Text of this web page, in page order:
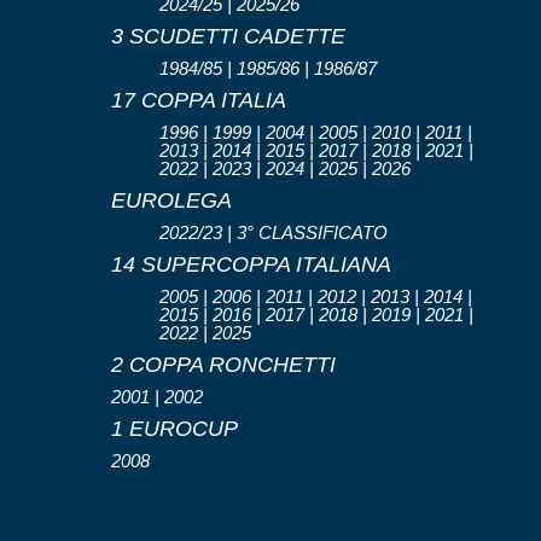
2024/25 | 2025/26
3 SCUDETTI CADETTE
1984/85 | 1985/86 | 1986/87
17 COPPA ITALIA
1996 | 1999 | 2004 | 2005 | 2010 | 2011 |
2013 | 2014 | 2015 | 2017 | 2018 | 2021 |
2022 | 2023 | 2024 | 2025 | 2026
EUROLEGA
2022/23 | 3° CLASSIFICATO
14 SUPERCOPPA ITALIANA
2005 | 2006 | 2011 | 2012 | 2013 | 2014 |
2015 | 2016 | 2017 | 2018 | 2019 | 2021 |
2022 | 2025
2 COPPA RONCHETTI
2001 | 2002
1 EUROCUP
2008